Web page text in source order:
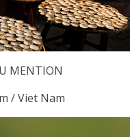
MENTION
/ Viet Nam